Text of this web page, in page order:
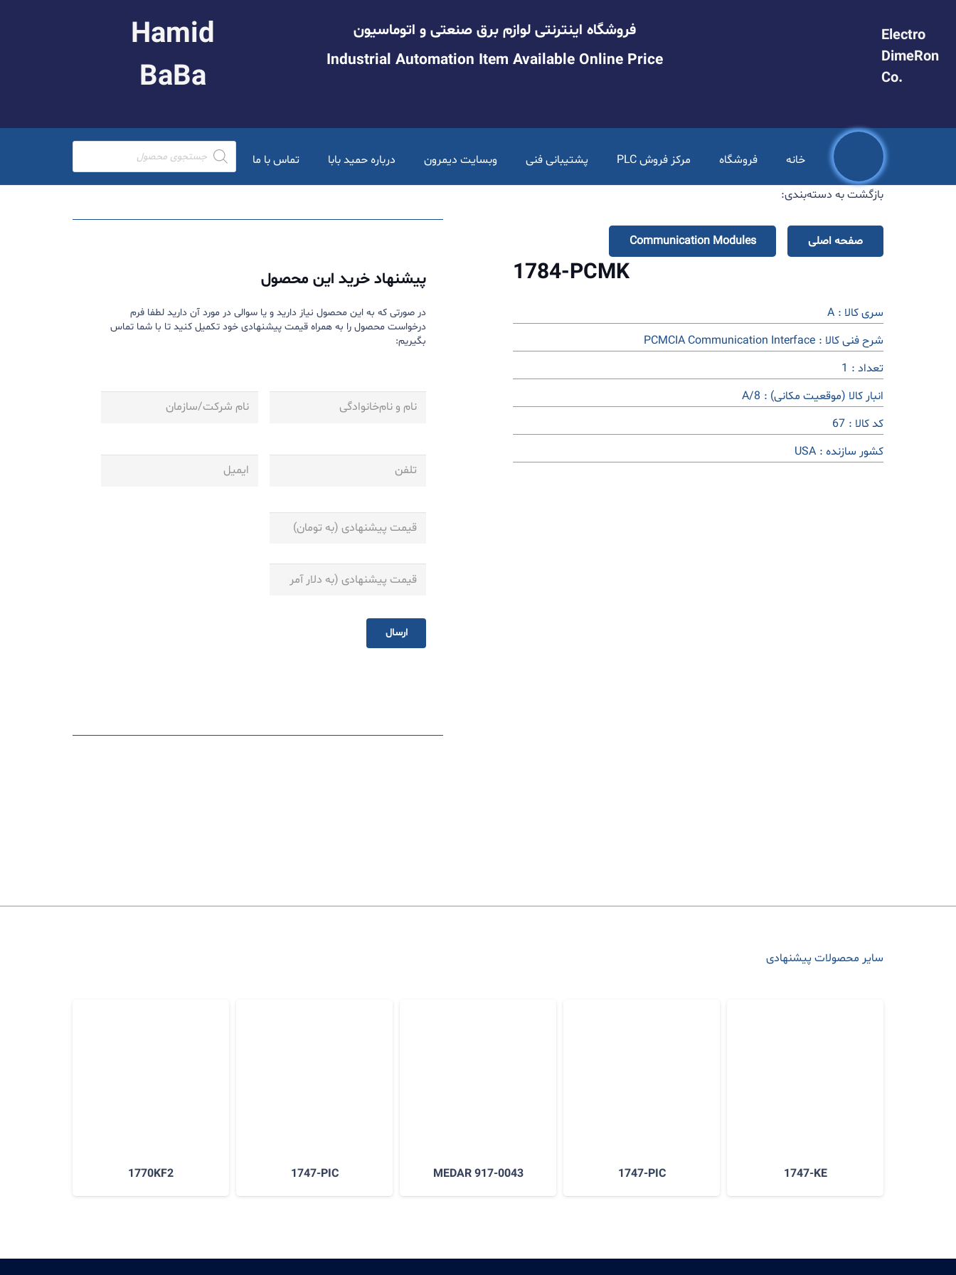
Electro
DimeRon
.Co
فروشگاه اینترنتی لوازم برق صنعتی و اتوماسیون
Industrial Automation Item Available Online Price
Hamid
BaBa
خانه فروشگاه مرکز فروش PLC پشتیبانی فنی وبسایت دیمرون درباره حمید بابا تماس با ما
Products
بازگشت به دسته‌بندی:
صفحه اصلی Communication Modules
1784-PCMK
سری کالا : A
شرح فنی کالا : PCMCIA Communication Interface
تعداد : 1
انبار کالا (موقعیت مکانی) : 8/A
کد کالا : 67
کشور سازنده : USA
پیشنهاد خرید این محصول
در صورتی که به این محصول نیاز دارید و یا سوالی در مورد آن دارید لطفا فرم
درخواست محصول را به همراه قیمت پیشنهادی خود تکمیل کنید تا با شما تماس
بگیریم:
و
نام‌خانوادگی *
شرکت/
سازمان
قیمت
پیشنهادی
(به
قیمت
پیشنهادی
(به
سایر محصولات پیشنهادی
1747-KE
1747-PIC
MEDAR 917-0043
1747-PIC
1770KF2